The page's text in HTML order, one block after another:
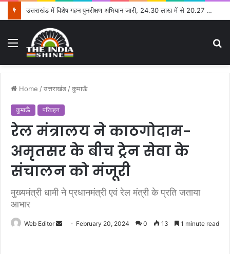
उत्तराखंड में विशेष गहन पुनरीक्षण अभियान जारी, 24.30 लाख में से 20.27 लाख मतदाताओं तक पहुंचे नोटिस: सीईओ
Menu
Home /उत्तराखंड /कुमाऊँ
कुमाऊँ परिवहन
रेल मंत्रालय ने काठगोदाम-
अमृतसर के बीच ट्रेन सेवा के
संचालन को मंजूरी
मुख्यमंत्री धामी ने प्रधानमंत्री एवं रेल मंत्री के प्रति जताया
आभार
Web Editor February 20, 2024 0 13 1 minute read